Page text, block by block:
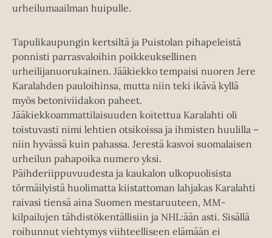
urheilumaailman huipulle.
Tapulikaupungin kertsiltä ja Puistolan pihapeleistä
ponnisti parrasvaloihin poikkeuksellinen
urheilijanuorukainen. Jääkiekko tempaisi nuoren Jere
Karalahden pauloihinsa, mutta niin teki ikävä kyllä
myös betoniviidakon paheet.
Jääkiekkoammattilaisuuden koitettua Karalahti oli
toistuvasti nimi lehtien otsikoissa ja ihmisten huulilla –
niin hyvässä kuin pahassa. Jerestä kasvoi suomalaisen
urheilun pahapoika numero yksi.
Päihderiippuvuudesta ja kaukalon ulkopuolisista
törmäilyistä huolimatta kiistattoman lahjakas Karalahti
raivasi tiensä aina Suomen mestaruuteen, MM-
kilpailujen tähdistökentällisiin ja NHL:ään asti. Sisällä
roihunnut viehtymys viihteelliseen elämään ei